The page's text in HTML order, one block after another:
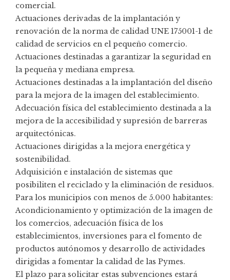
comercial.
Actuaciones derivadas de la implantación y
renovación de la norma de calidad UNE 175001-1 de
calidad de servicios en el pequeño comercio.
Actuaciones destinadas a garantizar la seguridad en
la pequeña y mediana empresa.
Actuaciones destinadas a la implantación del diseño
para la mejora de la imagen del establecimiento.
Adecuación física del establecimiento destinada a la
mejora de la accesibilidad y supresión de barreras
arquitectónicas.
Actuaciones dirigidas a la mejora energética y
sostenibilidad.
Adquisición e instalación de sistemas que
posibiliten el reciclado y la eliminación de residuos.
Para los municipios con menos de 5.000 habitantes:
Acondicionamiento y optimización de la imagen de
los comercios, adecuación física de los
establecimientos, inversiones para el fomento de
productos autónomos y desarrollo de actividades
dirigidas a fomentar la calidad de las Pymes.
El plazo para solicitar estas subvenciones estará